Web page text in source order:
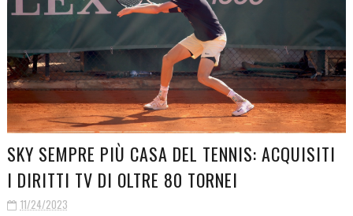
SKY SEMPRE PIÙ CASA DEL TENNIS: ACQUISITI
I DIRITTI TV DI OLTRE 80 TORNEI
11/24/2023